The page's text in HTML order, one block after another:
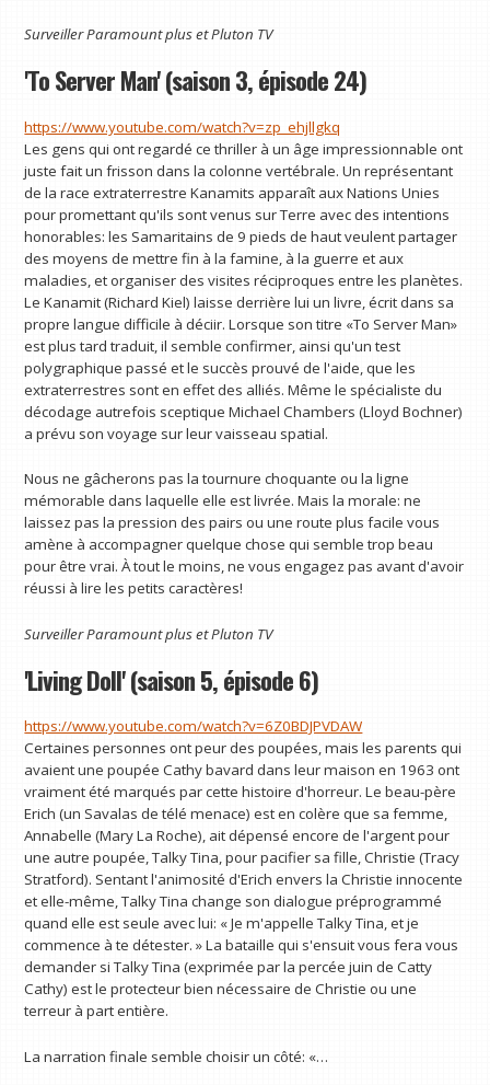
SurveillerParamount plusetPluton TV
'To Server Man' (saison 3, épisode 24)
https://www.youtube.com/watch?v=zp_ehjllgkq
Les gens qui ont regardé ce thriller à un âge impressionnable ont
juste fait un frisson dans la colonne vertébrale. Un représentant
de la race extraterrestre Kanamits apparaît aux Nations Unies
pour promettant qu'ils sont venus sur Terre avec des intentions
honorables: les Samaritains de 9 pieds de haut veulent partager
des moyens de mettre fin à la famine, à la guerre et aux
maladies, et organiser des visites réciproques entre les planètes.
Le Kanamit (Richard Kiel) laisse derrière lui un livre, écrit dans sa
propre langue difficile à déciir. Lorsque son titre «To Server Man»
est plus tard traduit, il semble confirmer, ainsi qu'un test
polygraphique passé et le succès prouvé de l'aide, que les
extraterrestres sont en effet des alliés. Même le spécialiste du
décodage autrefois sceptique Michael Chambers (Lloyd Bochner)
a prévu son voyage sur leur vaisseau spatial.
Nous ne gâcherons pas la tournure choquante ou la ligne
mémorable dans laquelle elle est livrée. Mais la morale: ne
laissez pas la pression des pairs ou une route plus facile vous
amène à accompagner quelque chose qui semble trop beau
pour être vrai. À tout le moins, ne vous engagez pas avant d'avoir
réussi à lire les petits caractères!
SurveillerParamount plusetPluton TV
'Living Doll' (saison 5, épisode 6)
https://www.youtube.com/watch?v=6Z0BDJPVDAW
Certaines personnes ont peur des poupées, mais les parents qui
avaient une poupée Cathy bavard dans leur maison en 1963 ont
vraiment été marqués par cette histoire d'horreur. Le beau-père
Erich (un Savalas de télé menace) est en colère que sa femme,
Annabelle (Mary La Roche), ait dépensé encore de l'argent pour
une autre poupée, Talky Tina, pour pacifier sa fille, Christie (Tracy
Stratford). Sentant l'animosité d'Erich envers la Christie innocente
et elle-même, Talky Tina change son dialogue préprogrammé
quand elle est seule avec lui: « Je m'appelle Talky Tina, et je
commence à te détester. » La bataille qui s'ensuit vous fera vous
demander si Talky Tina (exprimée par la percée juin de Catty
Cathy) est le protecteur bien nécessaire de Christie ou une
terreur à part entière.
La narration finale semble choisir un côté: «…